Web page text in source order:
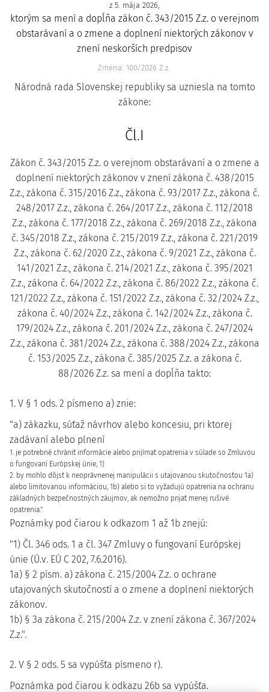
z 5. mája 2026,
ktorým sa mení a dopĺňa zákon č. 343/2015 Z.z. o verejnom
obstarávaní a o zmene a doplnení niektorých zákonov v
znení neskorších predpisov
Zmena: 100/2026 Z.z.
Národná rada Slovenskej republiky sa uzniesla na tomto
zákone:
Čl.I
Zákon č. 343/2015 Z.z. o verejnom obstarávaní a o zmene a
doplnení niektorých zákonov v znení zákona č. 438/2015
Z.z., zákona č. 315/2016 Z.z., zákona č. 93/2017 Z.z., zákona č.
248/2017 Z.z., zákona č. 264/2017 Z.z., zákona č. 112/2018
Z.z., zákona č. 177/2018 Z.z., zákona č. 269/2018 Z.z., zákona
č. 345/2018 Z.z., zákona č. 215/2019 Z.z., zákona č. 221/2019
Z.z., zákona č. 62/2020 Z.z., zákona č. 9/2021 Z.z., zákona č.
141/2021 Z.z., zákona č. 214/2021 Z.z., zákona č. 395/2021
Z.z., zákona č. 64/2022 Z.z., zákona č. 86/2022 Z.z., zákona č.
121/2022 Z.z., zákona č. 151/2022 Z.z., zákona č. 32/2024 Z.z.,
zákona č. 40/2024 Z.z., zákona č. 142/2024 Z.z., zákona č.
179/2024 Z.z., zákona č. 201/2024 Z.z., zákona č. 247/2024
Z.z., zákona č. 381/2024 Z.z., zákona č. 388/2024 Z.z., zákona
č. 153/2025 Z.z., zákona č. 385/2025 Z.z. a zákona č.
88/2026 Z.z. sa mení a dopĺňa takto:
1. V § 1 ods. 2 písmeno a) znie:
"a) zákazku, súťaž návrhov alebo koncesiu, pri ktorej
zadávaní alebo plnení
1. je potrebné chrániť informácie alebo prijímať opatrenia v súlade so Zmluvou
o fungovaní Európskej únie, 1)
2. by mohlo dôjsť k neoprávnenej manipulácii s utajovanou skutočnosťou 1a)
alebo limitovanou informáciou, 1b) alebo si to vyžadujú opatrenia na ochranu
základných bezpečnostných záujmov, ak nemožno prijať menej rušivé
opatrenia.".
Poznámky pod čiarou k odkazom 1 až 1b znejú:
"1) Čl. 346 ods. 1 a čl. 347 Zmluvy o fungovaní Európskej
únie (Ú.v. EÚ C 202, 7.6.2016).
1a) § 2 písm. a) zákona č. 215/2004 Z.z. o ochrane
utajovaných skutočností a o zmene a doplnení niektorých
zákonov.
1b) § 3a zákona č. 215/2004 Z.z. v znení zákona č. 367/2024
Z.z.".
2. V § 2 ods. 5 sa vypúšťa písmeno r).
Poznámka pod čiarou k odkazu 26b sa vypúšťa.